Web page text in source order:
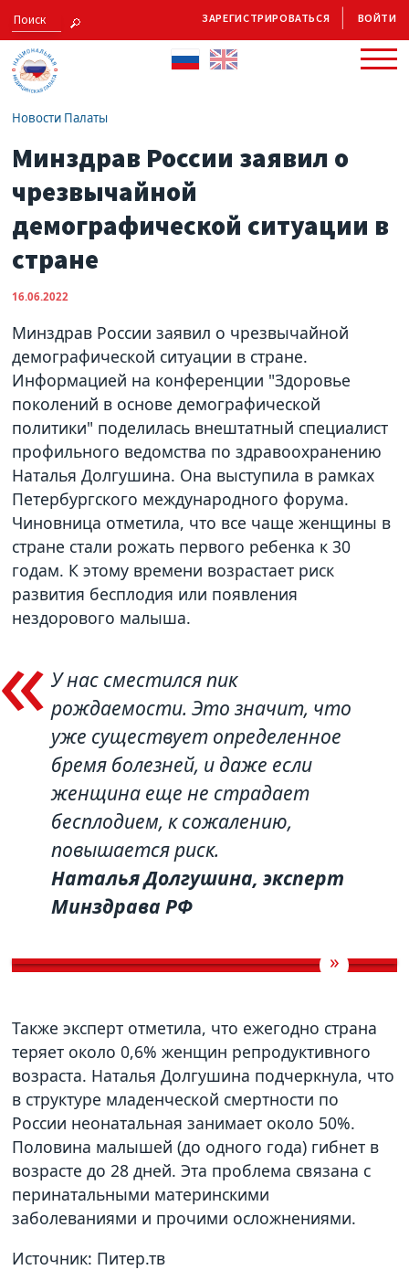
ЗАРЕГИСТРИРОВАТЬСЯ ВОЙТИ
Новости Палаты
Минздрав России заявил о
чрезвычайной
демографической ситуации в
стране
16.06.2022
Минздрав России заявил о чрезвычайной
демографической ситуации в стране.
Информацией на конференции "Здоровье
поколений в основе демографической
политики" поделилась внештатный специалист
профильного ведомства по здравоохранению
Наталья Долгушина. Она выступила в рамках
Петербургского международного форума.
Чиновница отметила, что все чаще женщины в
стране стали рожать первого ребенка к 30
годам. К этому времени возрастает риск
развития бесплодия или появления
нездорового малыша.
У нас сместился пик
рождаемости. Это значит, что
уже существует определенное
бремя болезней, и даже если
женщина еще не страдает
бесплодием, к сожалению,
повышается риск.
Наталья Долгушина, эксперт
Минздрава РФ
Также эксперт отметила, что ежегодно страна
теряет около 0,6% женщин репродуктивного
возраста. Наталья Долгушина подчеркнула, что
в структуре младенческой смертности по
России неонатальная занимает около 50%.
Половина малышей (до одного года) гибнет в
возрасте до 28 дней. Эта проблема связана с
перинатальными материнскими
заболеваниями и прочими осложнениями.
Источник: Питер.тв